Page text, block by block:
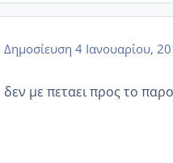
Δημοσίευση 4 Ιανουαρίου,
δεν με πεταει προς το